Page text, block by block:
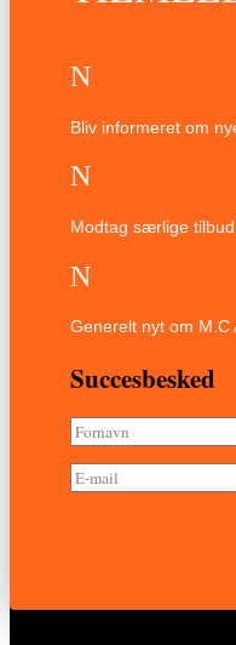
N
Bliv informeret om
N
Modtag særlige tilbud
N
Generelt nyt om M.C
Succesbesked